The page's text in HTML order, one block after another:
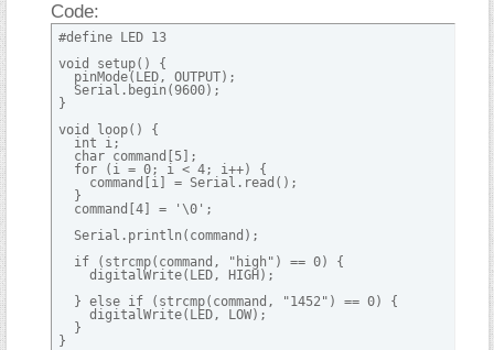
Code:
#define LED 13
void setup() {
  pinMode(LED, OUTPUT);
  Serial.begin(9600);
}
void loop() {
  int i;
  char command[5];
  for (i = 0; i < 4; i++) {
    command[i] = Serial.read();
  }
  command[4] = '\0';
  Serial.println(command);
  if (strcmp(command, "high") == 0) {
    digitalWrite(LED, HIGH);
  } else if (strcmp(command, "1452") == 0) {
    digitalWrite(LED, LOW);
  }
}